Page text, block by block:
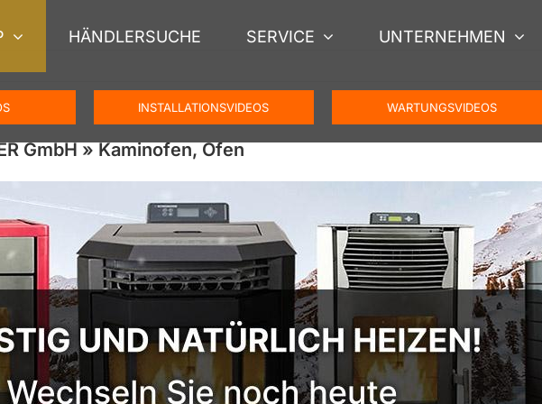
HÄNDLERSUCHE SERVICE UNTERNEHMEN
INSTALLATIONSVIDEOS WARTUNGSVIDEOS
GmbH » Kaminofen, Ofen